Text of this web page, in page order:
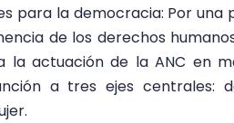
para la democracia: Por
de los derechos
la actuación de la ANC en
a tres ejes centrales: